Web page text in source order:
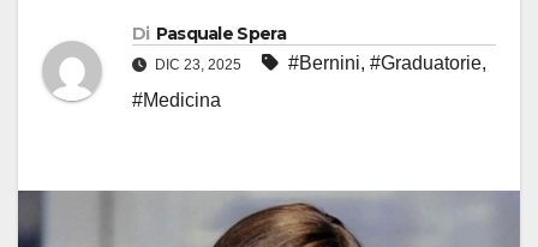
Di Pasquale Spera
DIC 23, 2025 #Bernini, #Graduatorie,
#Medicina